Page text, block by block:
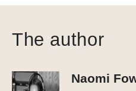
The author
Naomi